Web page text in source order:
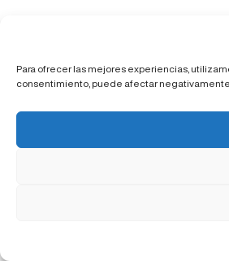
Para ofrecer las mejores experiencias,
consentimiento, puede afectar